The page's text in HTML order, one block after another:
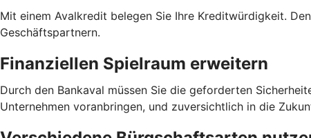
Mit einem Avalkredit belegen Sie Ihre Kreditwürdigkeit.
Geschäftspartnern.
Finanziellen Spielraum erweitern
Durch den Bankaval müssen Sie die geforderten
Unternehmen voranbringen, und zuversichtlich in die